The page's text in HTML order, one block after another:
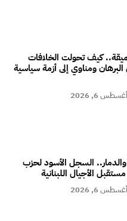
كيف تحولت الخلافات
البرهان ومناوي إلى أزمة سياسية
أغسطس 6, 2026
السجل الأسود لحزب
الأجيال اللبنانية
أغسطس 6, 2026